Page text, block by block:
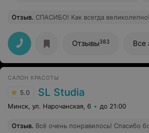
Отзыв. СПАСИБО! Как всегда великолепно!
Отзывы383 Все
САЛОН КРАСОТЫ
5.0 SL Studia
Минск, ул. Нарочанская, 6 до 21:00
Отзыв. Всё очень понравилось! Спасибо